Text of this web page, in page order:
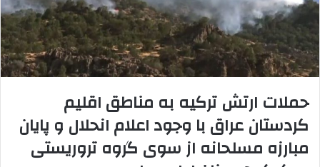
حملات ارتش ترکیه به مناطق اقلیم
کردستان عراق با وجود اعلام انحلال و پایان
مبارزه مسلحانه از سوی گروه تروریستی